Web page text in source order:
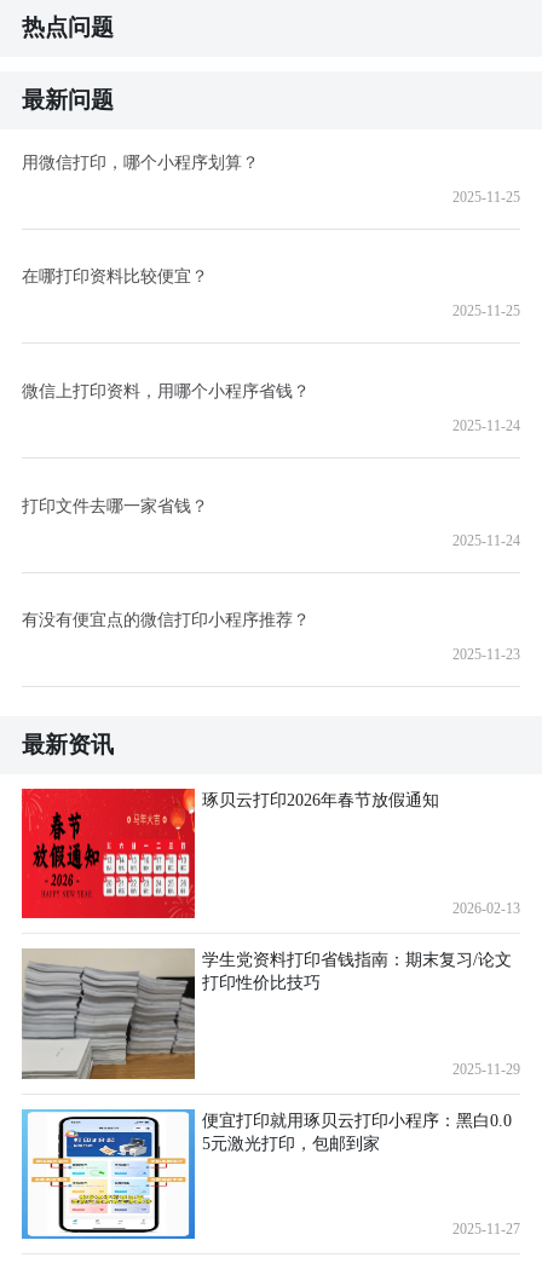
热点问题
最新问题
用微信打印，哪个小程序划算？
2025-11-25
在哪打印资料比较便宜？
2025-11-25
微信上打印资料，用哪个小程序省钱？
2025-11-24
打印文件去哪一家省钱？
2025-11-24
有没有便宜点的微信打印小程序推荐？
2025-11-23
最新资讯
琢贝云打印2026年春节放假通知
2026-02-13
学生党资料打印省钱指南：期末复习/论文
打印性价比技巧
2025-11-29
便宜打印就用琢贝云打印小程序：黑白0.0
5元激光打印，包邮到家
2025-11-27